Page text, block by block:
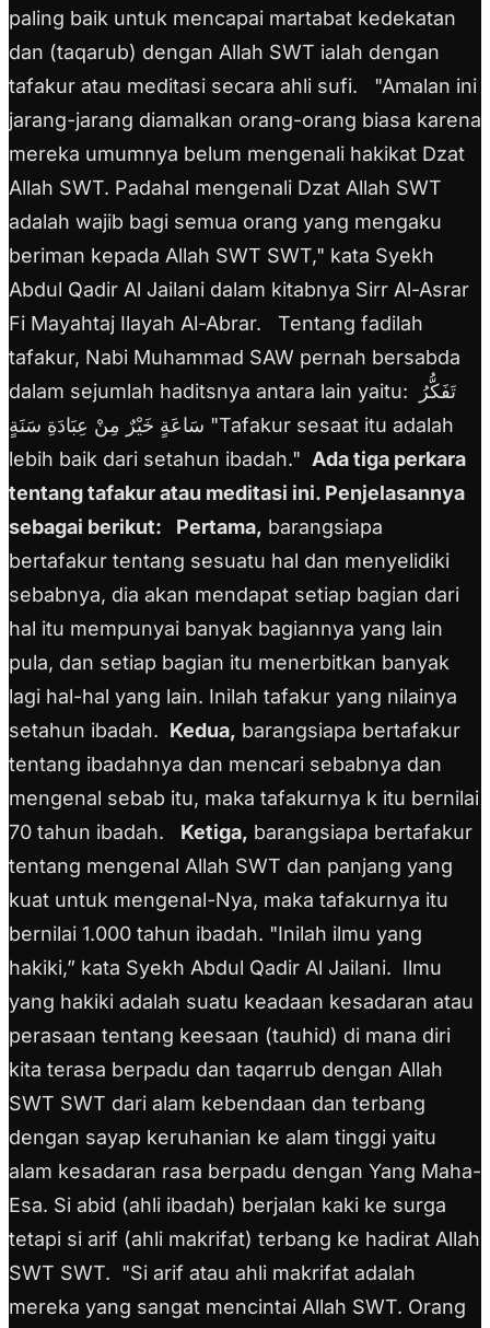
paling baik untuk mencapai martabat kedekatan
dan (taqarub) dengan Allah SWT ialah dengan
tafakur atau meditasi secara ahli sufi.
"Amalan ini
jarang-jarang diamalkan orang-orang biasa karena
mereka umumnya belum mengenali hakikat Dzat
Allah SWT. Padahal mengenali Dzat Allah SWT
adalah wajib bagi semua orang yang mengaku
beriman kepada Allah SWT SWT," kata Syekh
Abdul Qadir Al Jailani dalam kitabnya Sirr Al-Asrar
Fi Mayahtaj Ilayah Al-Abrar.
Tentang fadilah
tafakur, Nabi Muhammad SAW pernah bersabda
dalam sejumlah haditsnya antara lain yaitu:
تَفَكُّرُ
"Tafakur sesaat itu adalah
lebih baik dari setahun ibadah." Ada tiga perkara
tentang tafakur atau meditasi ini. Penjelasannya
sebagai berikut:
Pertama, barangsiapa
bertafakur tentang sesuatu hal dan menyelidiki
sebabnya, dia akan mendapat setiap bagian dari
hal itu mempunyai banyak bagiannya yang lain
pula, dan setiap bagian itu menerbitkan banyak
lagi hal-hal yang lain. Inilah tafakur yang nilainya
setahun ibadah. Kedua, barangsiapa bertafakur
tentang ibadahnya dan mencari sebabnya dan
mengenal sebab itu, maka tafakurnya k itu bernilai
70 tahun ibadah.
Ketiga, barangsiapa bertafakur
tentang mengenal Allah SWT dan panjang yang
kuat untuk mengenal-Nya, maka tafakurnya itu
bernilai 1.000 tahun ibadah. "Inilah ilmu yang
hakiki,” kata Syekh Abdul Qadir Al Jailani. Ilmu
yang hakiki adalah suatu keadaan kesadaran atau
perasaan tentang keesaan (tauhid) di mana diri
kita terasa berpadu dan taqarrub dengan Allah
SWT SWT dari alam kebendaan dan terbang
dengan sayap keruhanian ke alam tinggi yaitu
alam kesadaran rasa berpadu dengan Yang Maha-
Esa. Si abid (ahli ibadah) berjalan kaki ke surga
tetapi si arif (ahli makrifat) terbang ke hadirat Allah
SWT SWT. "Si arif atau ahli makrifat adalah
mereka yang sangat mencintai Allah SWT. Orang